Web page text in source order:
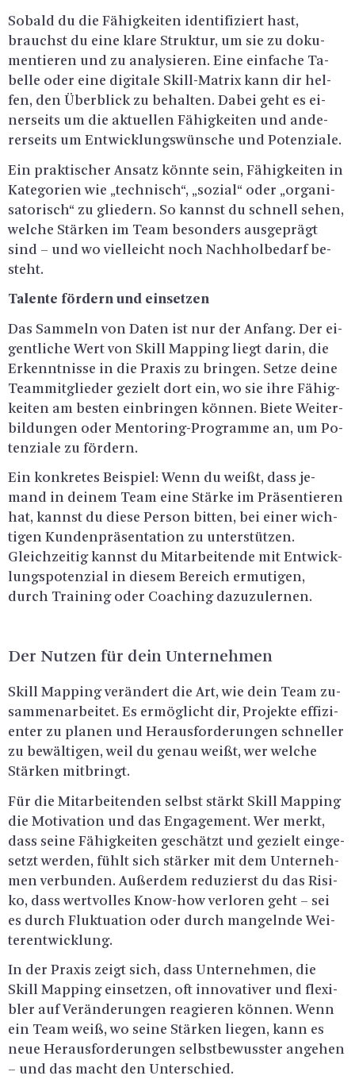
So­bald du die Fä­hig­kei­ten iden­ti­fi­ziert hast,
brauchst du eine klare Struk­tur, um sie zu do­ku­
men­tie­ren und zu ana­ly­sie­ren. Eine ein­fa­che Ta­
bel­le oder eine di­gi­ta­le Skill-Ma­trix kann dir hel­
fen, den Über­blick zu be­hal­ten. Dabei geht es ei­
ner­seits um die ak­tu­el­len Fä­hig­kei­ten und an­de­
rer­seits um Ent­wick­lungs­wün­sche und Po­ten­zia­le.
Ein prak­ti­scher An­satz könn­te sein, Fä­hig­kei­ten in
Ka­te­go­ri­en wie „tech­nisch“, „so­zi­al“ oder „or­ga­ni­
sa­to­risch“ zu glie­dern. So kannst du schnell sehen,
wel­che Stär­ken im Team be­son­ders aus­ge­prägt
sind – und wo viel­leicht noch Nach­hol­be­darf be­
steht.
Ta­len­te för­dern und ein­set­zen
Das Sam­meln von Daten ist nur der An­fang. Der ei­
gent­li­che Wert von Skill Map­ping liegt darin, die
Er­kennt­nis­se in die Pra­xis zu brin­gen. Setze deine
Team­mit­glie­der ge­zielt dort ein, wo sie ihre Fä­hig­
kei­ten am bes­ten ein­brin­gen kön­nen. Biete Wei­ter­
bil­dun­gen oder Men­to­ring-Pro­gram­me an, um Po­
ten­zia­le zu för­dern.
Ein kon­kre­tes Bei­spiel: Wenn du weißt, dass je­
mand in dei­nem Team eine Stär­ke im Prä­sen­tie­ren
hat, kannst du diese Per­son bit­ten, bei einer wich­
ti­gen Kun­den­prä­sen­ta­ti­on zu un­ter­stüt­zen.
Gleich­zei­tig kannst du Mit­ar­bei­ten­de mit Ent­wick­
lungs­po­ten­zi­al in die­sem Be­reich er­mu­ti­gen,
durch Trai­ning oder Coa­ching da­zu­zu­ler­nen.
Der Nut­zen für dein Un­ter­neh­men
Skill Map­ping ver­än­dert die Art, wie dein Team zu­
sam­men­ar­bei­tet. Es er­mög­licht dir, Pro­jek­te ef­fi­zi­
en­ter zu pla­nen und Her­aus­for­de­run­gen schnel­ler
zu be­wäl­ti­gen, weil du genau weißt, wer wel­che
Stär­ken mit­bringt.
Für die Mit­ar­bei­ten­den selbst stärkt Skill Map­ping
die Mo­ti­va­ti­on und das En­ga­ge­ment. Wer merkt,
dass seine Fä­hig­kei­ten ge­schätzt und ge­zielt ein­ge­
setzt wer­den, fühlt sich stär­ker mit dem Un­ter­neh­
men ver­bun­den. Au­ßer­dem re­du­zierst du das Ri­si­
ko, dass wert­vol­les Know-how ver­lo­ren geht – sei
es durch Fluk­tua­ti­on oder durch man­geln­de Wei­
ter­ent­wick­lung.
In der Pra­xis zeigt sich, dass Un­ter­neh­men, die
Skill Map­ping ein­set­zen, oft in­no­va­ti­ver und fle­xi­
bler auf Ver­än­de­run­gen re­agie­ren kön­nen. Wenn
ein Team weiß, wo seine Stär­ken lie­gen, kann es
neue Her­aus­for­de­run­gen selbst­be­wuss­ter an­ge­hen
– und das macht den Un­ter­schied.